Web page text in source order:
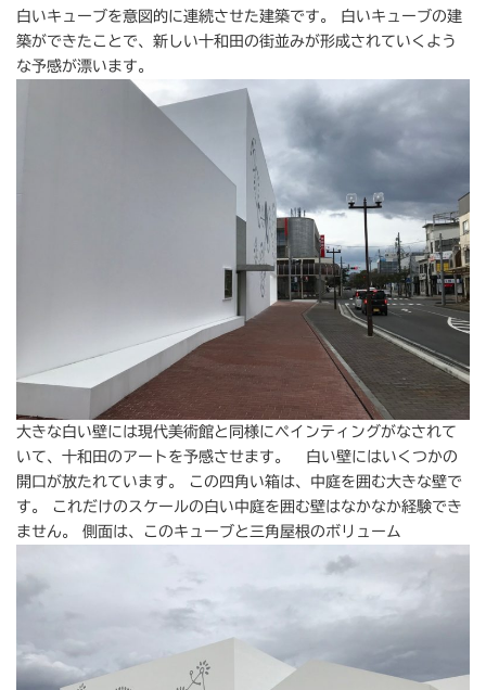
白いキューブを意図的に連続させた建築です。 白いキューブの建
築ができたことで、新しい十和田の街並みが形成されていくよう
な予感が漂います。
大きな白い壁には現代美術館と同様にペインティングがなされて
いて、十和田のアートを予感させます。 白い壁にはいくつかの
開口が放たれています。 この四角い箱は、中庭を囲む大きな壁で
す。 これだけのスケールの白い中庭を囲む壁はなかなか経験でき
ません。 側面は、このキューブと三角屋根のボリューム